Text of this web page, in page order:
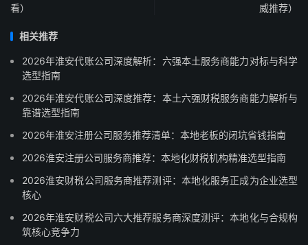
看）
威推荐）
相关推荐
2026年淮安代账公司深度解析：六强本土服务商能力对标与科学
选型指南
2026年淮安代账公司深度推荐：本土六强财税服务商能力解析与
靠谱选型指南
2026年淮安注册公司服务推荐清单：本地老板的闭坑省钱指南
2026淮安注册公司服务商推荐：本地化财税机构精准选型指南
2026淮安财税公司服务商推荐测评：本地化服务正成为企业选型
核心
2026年淮安财税公司六大推荐服务商深度测评：本地化与合规构
筑核心竞争力